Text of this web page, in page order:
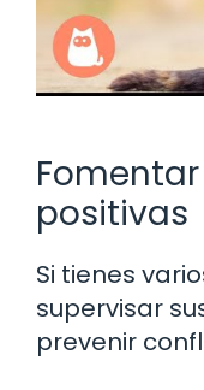
positivas
Si tienes
supervisar
prevenir